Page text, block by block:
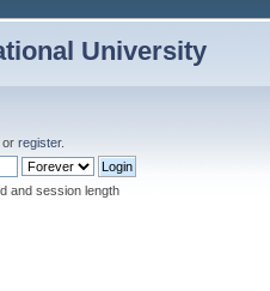
University
or register.
and session length